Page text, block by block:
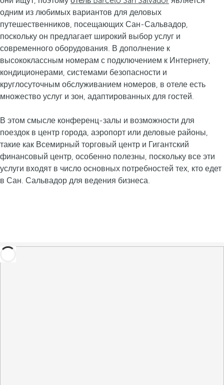
одним из любимых вариантов для деловых
путешественников, посещающих Сан-Сальвадор,
поскольку он предлагает широкий выбор услуг и
современного оборудования. В дополнение к
высококлассным номерам с подключением к Интернету,
кондиционерами, системами безопасности и
круглосуточным обслуживанием номеров, в отеле есть
множество услуг и зон, адаптированных для гостей.
В этом смысле конференц-залы и возможности для
поездок в центр города, аэропорт или деловые районы,
такие как Всемирный торговый центр и Гигантский
финансовый центр, особенно полезны, поскольку все эти
услуги входят в число основных потребностей тех, кто едет
в Сан. Сальвадор для ведения бизнеса.